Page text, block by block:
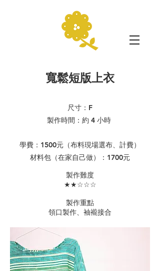
寬鬆短版上衣
尺寸：F
製作時間：約 4 小時
學費：1500元（布料現場選布、計費）
​材料包（在家自己做）： 1700元
​製作難度
★★☆☆☆
製作重點
領口製作、袖襱接合